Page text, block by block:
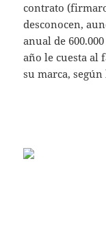
contrato
desconocen,
anual de
año le cuesta al
su marca,